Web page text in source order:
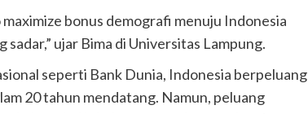
bonus demografi menuju Indonesia
ujar Bima di Universitas Lampung.
seperti Bank Dunia, Indonesia berpeluang
20 tahun mendatang. Namun, peluang